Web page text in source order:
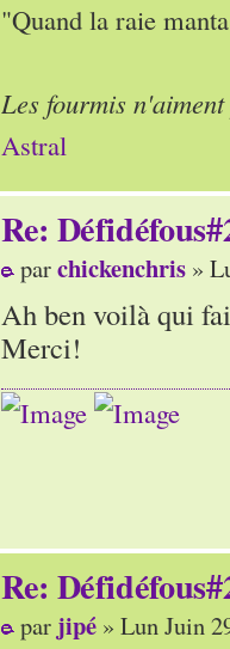
"Quand la raie
Les fourmis
Astral
Re:
parchickenchris »
Ah ben voilà qui
Merci!
Re:
par jipé » Lun Juin